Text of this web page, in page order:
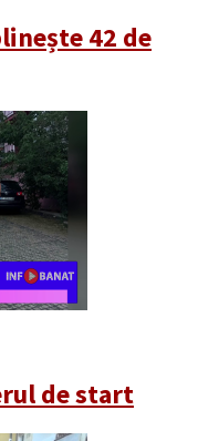
42 de
de start